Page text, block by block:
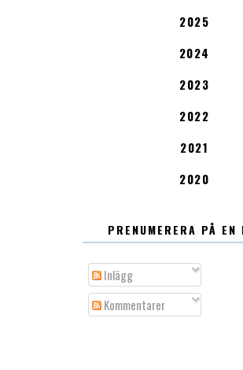
2025
2024
2023
2022
2021
2020
PRENUMERERA PÅ EN
Inlägg
Kommentarer